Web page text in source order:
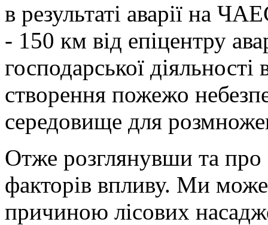
в результаті аварії на
- 150 км від епіцентру
господарської
створення пожежо
середовище для
Отже розглянувши та про
факторів впливу. Ми
причиною лісових